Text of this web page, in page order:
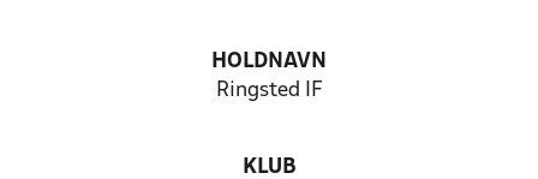
HOLDNAVN
Ringsted IF
KLUB